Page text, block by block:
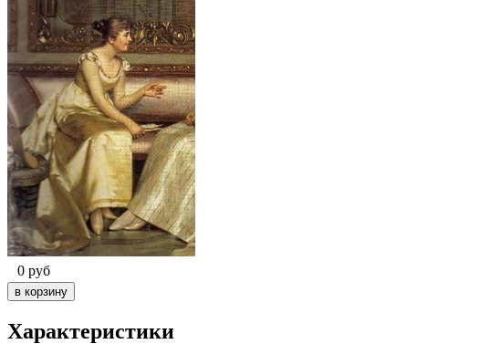
0 руб
Характеристики